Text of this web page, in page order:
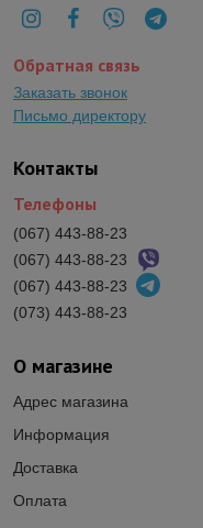
О магазине
Адрес магазина
Информация
Доставка
Оплата
Контакты
Телефоны
(067) 443-88-23
(067) 443-88-23
(067) 443-88-23
(073) 443-88-23
Обратная связь
Заказать звонок
Письмо директору